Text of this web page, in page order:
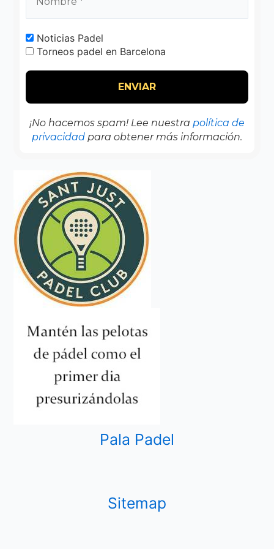
Noticias Padel
Torneos padel en Barcelona
¡No hacemos spam! Lee nuestra política de
privacidad para obtener más información.
Pala Padel
Sitemap